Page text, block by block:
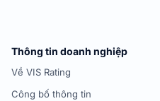
Thông tin doanh nghiệp
Về VIS Rating
Công bố thông tin